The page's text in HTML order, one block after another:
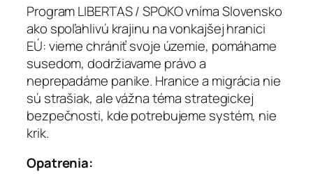
Program LIBERTAS / SPOKO vníma Slovensko
ako spoľahlivú krajinu na vonkajšej hranici
EÚ: vieme chrániť svoje územie, pomáhame
susedom, dodržiavame právo a
neprepadáme panike. Hranice a migrácia nie
sú strašiak, ale vážna téma strategickej
bezpečnosti, kde potrebujeme systém, nie
krik.
Opatrenia: